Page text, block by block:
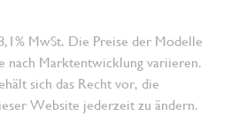
MwSt. Die Preise der Modelle
nach Marktentwicklung variieren.
sich das Recht vor, die
Website jederzeit zu ändern.